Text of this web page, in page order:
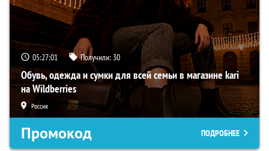
05:27:01 Получили: 30
Обувь, одежда и сумки для всей семьи в магазине kari
на Wildberries
Россия
Промокод ПОДРОБНЕЕ